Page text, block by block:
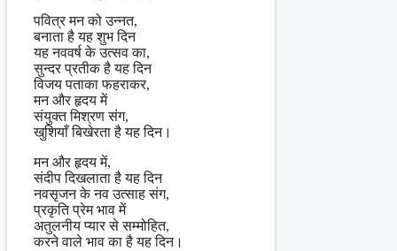
पवित्र मन को उन्नत,
बनाता है यह शुभ दिन
यह नववर्ष के उत्सव का,
सुन्दर प्रतीक है यह दिन
विजय पताका फहराकर,
मन और हृदय में
संयुक्त मिश्रण संग,
खुशियाँ बिखेरता है यह दिन।
मन और हृदय में,
संदीप दिखलाता है यह दिन
नवसृजन के नव उत्साह संग,
प्रकृति प्रेम भाव में
अतुलनीय प्यार से सम्मोहित,
करने वाले भाव का है यह दिन।